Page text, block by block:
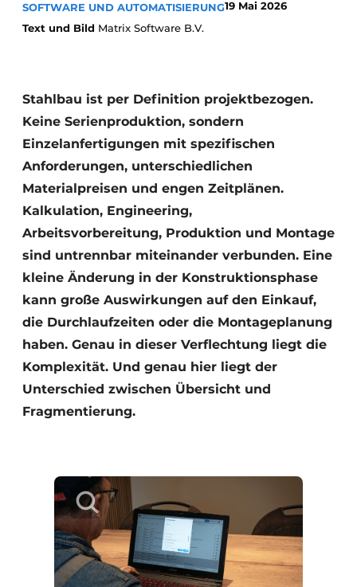
Datenschutz / Cookie-Erklärung
SOFTWARE UND AUTOMATISIERUNG19 Mai 2026
Text und Bild Matrix Software B.V.
Stahlbau ist per Definition projektbezogen.
Keine Serienproduktion, sondern
Einzelanfertigungen mit spezifischen
Anforderungen, unterschiedlichen
Materialpreisen und engen Zeitplänen.
Kalkulation, Engineering,
Arbeitsvorbereitung, Produktion und Montage
sind untrennbar miteinander verbunden. Eine
kleine Änderung in der Konstruktionsphase
kann große Auswirkungen auf den Einkauf,
die Durchlaufzeiten oder die Montageplanung
haben. Genau in dieser Verflechtung liegt die
Komplexität. Und genau hier liegt der
Unterschied zwischen Übersicht und
Fragmentierung.